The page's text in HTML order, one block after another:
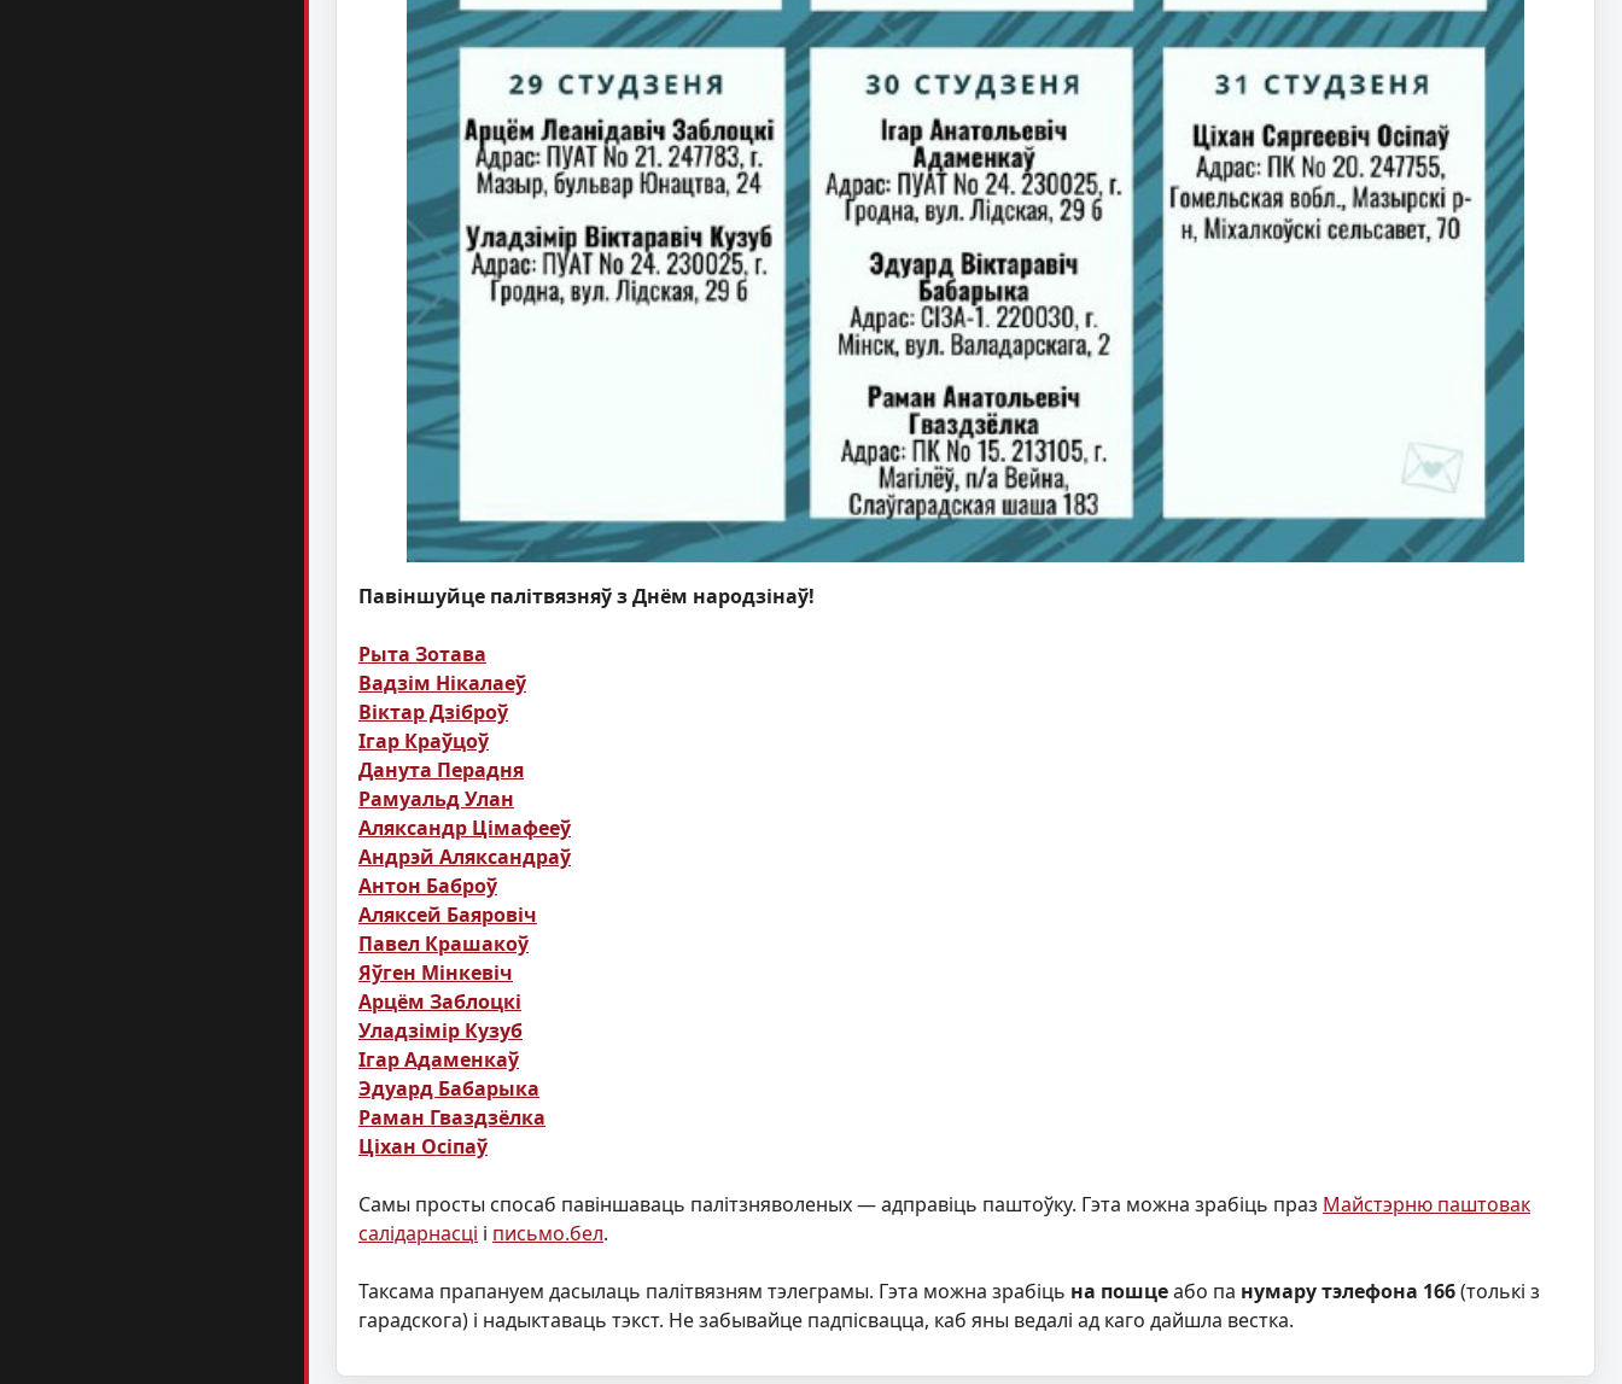
Павіншуйце палітвязняў з Днём народзінаў!
Рыта Зотава
Вадзім Нікалаеў
Віктар Дзіброў
Ігар Краўцоў
Данута Перадня
Рамуальд Улан
Аляксандр Цімафееў
Андрэй Аляксандраў
Антон Баброў
Аляксей Баяровіч
Павел Крашакоў
Яўген Мінкевіч
Арцём Заблоцкі
Уладзімір Кузуб
Ігар Адаменкаў
Эдуард Бабарыка
Раман Гваздзёлка
Ціхан Осіпаў
Самы просты спосаб павіншаваць палітзняволеных — адправіць паштоўку. Гэта можна зрабіць праз Майстэрню паштовак
салідарнасці і письмо.бел.
Таксама прапануем дасылаць палітвязням тэлеграмы. Гэта можна зрабіць на пошцеабо па нумару тэлефона 166(толькі з
гарадскога) і надыктаваць тэкст. Не забывайце падпісвацца, каб яны ведалі ад каго дайшла вестка.